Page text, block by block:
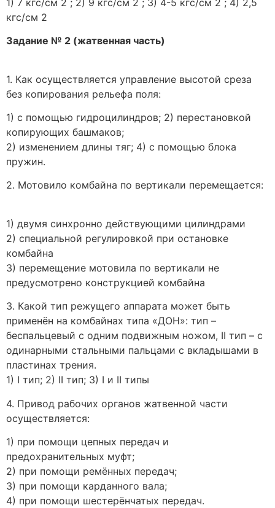
кгс/см 2
Задание № 2 (жатвенная часть)
1. Как осуществляется управление высотой среза
без копирования рельефа поля:
1) с помощью гидроцилиндров; 2) перестановкой
копирующих башмаков;
2) изменением длины тяг; 4) с помощью блока
пружин.
2. Мотовило комбайна по вертикали перемещается:
1) двумя синхронно действующими цилиндрами
2) специальной регулировкой при остановке
комбайна
3) перемещение мотовила по вертикали не
предусмотрено конструкцией комбайна
3. Какой тип режущего аппарата может быть
применён на комбайнах типа «ДОН»: тип –
беспальцевый с одним подвижным ножом, II тип – c
одинарными стальными пальцами с вкладышами в
пластинах трения.
1) I тип; 2) II тип; 3) I и II типы
4. Привод рабочих органов жатвенной части
осуществляется:
1) при помощи цепных передач и
предохранительных муфт;
2) при помощи ремённых передач;
3) при помощи карданного вала;
4) при помощи шестерёнчатых передач.